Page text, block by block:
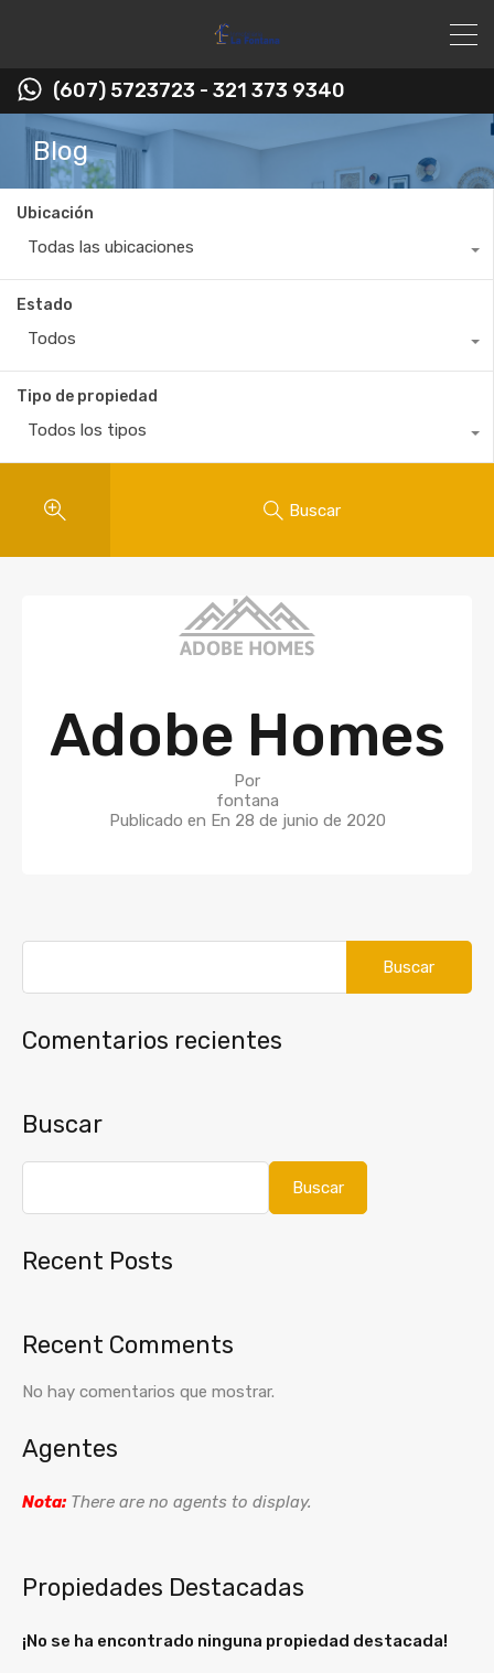
(607) 5723723 - 321 373 9340
Blog
Ubicación
Todas las ubicaciones
Estado
Todos
Tipo de propiedad
Todos los tipos
Buscar
Adobe Homes
Por
fontana
Publicado en En 28 de junio de 2020
Comentarios recientes
Buscar
Buscar
Recent Posts
Recent Comments
No hay comentarios que mostrar.
Agentes
Nota:There are no agents to display.
Propiedades Destacadas
¡No se ha encontrado ninguna propiedad destacada!